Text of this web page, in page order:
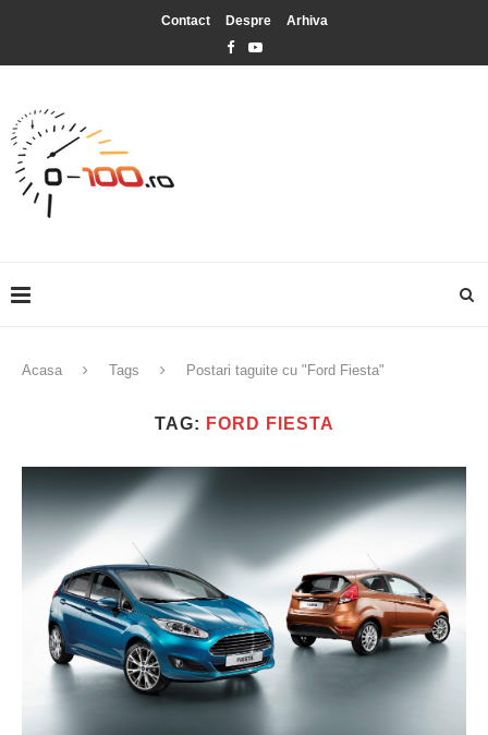
Contact Despre Arhiva
Acasa Tags Postari taguite cu "Ford Fiesta"
TAG: FORD FIESTA